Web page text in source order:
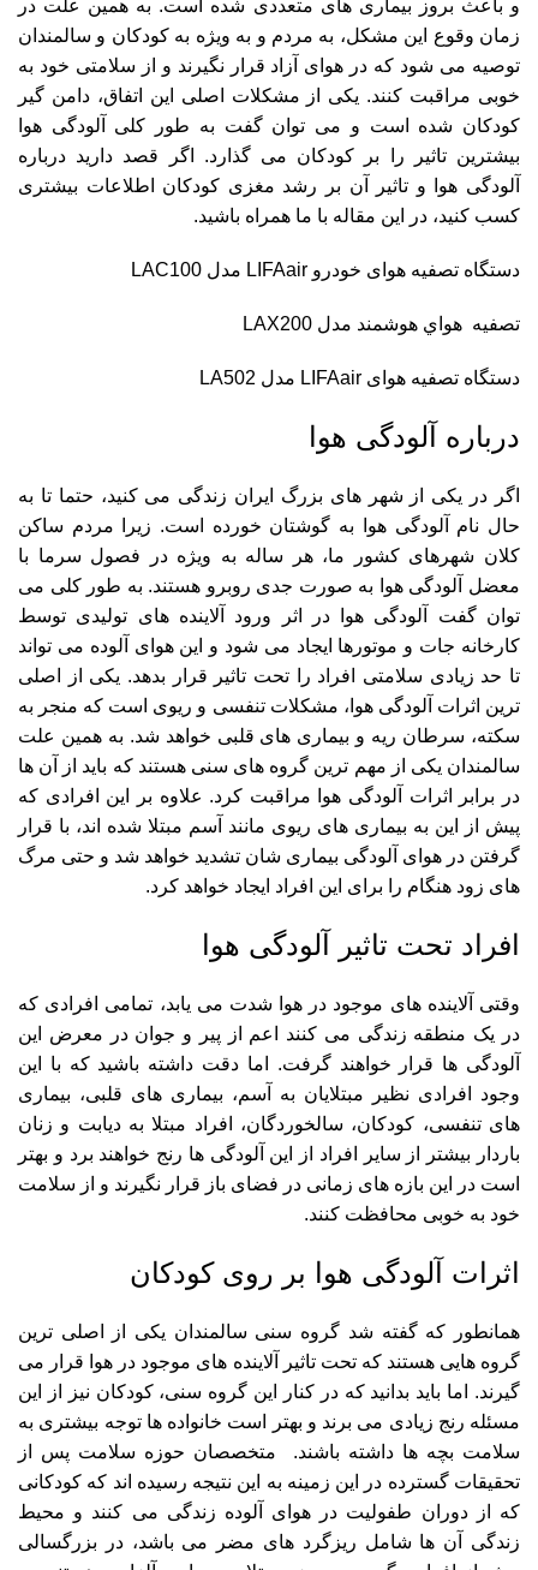
و باعث بروز بیماری های متعددی شده است. به همین علت در
زمان وقوع این مشکل، به مردم و به ویژه به کودکان و سالمندان
توصیه می شود که در هوای آزاد قرار نگیرند و از سلامتی خود به
خوبی مراقبت کنند‌. یکی از مشکلات اصلی این اتفاق، دامن گیر
کودکان شده است و می توان گفت به طور کلی آلودگی هوا
بیشترین تاثیر را بر کودکان می گذارد‌‌. اگر قصد دارید درباره
آلودگی هوا و تاثیر آن بر رشد مغزی کودکان اطلاعات بیشتری
کسب کنید، در این مقاله با ما همراه باشید.
دستگاه تصفیه هوای خودرو LIFAair مدل LAC100
تصفيه هواي هوشمند مدل LAX200
دستگاه تصفیه هوای LIFAair مدل LA502
درباره آلودگی هوا
اگر در یکی از شهر های بزرگ ایران زندگی می کنید، حتما تا به
حال نام آلودگی هوا به گوشتان خورده است. زیرا مردم ساکن
کلان شهرهای کشور ما، هر ساله به ویژه در فصول سرما با
معضل آلودگی هوا به صورت جدی روبرو هستند. به طور کلی می
توان گفت آلودگی هوا در اثر ورود آلاینده های تولیدی توسط
کارخانه جات و موتورها ایجاد می شود و این هوای آلوده می تواند
تا حد زیادی سلامتی افراد را تحت تاثیر قرار بدهد. یکی از اصلی
ترین اثرات آلودگی هوا، مشکلات تنفسی و ریوی است که منجر به
سکته، سرطان ریه و بیماری های قلبی خواهد شد. به همین علت
سالمندان یکی از مهم ترین گروه های سنی هستند که باید از آن ها
در برابر اثرات آلودگی هوا مراقبت کرد. علاوه بر این افرادی که
پیش از این به بیماری های ریوی مانند آسم مبتلا شده اند، با قرار
گرفتن در هوای آلودگی بیماری شان تشدید خواهد شد و حتی مرگ
های زود هنگام را برای این افراد ایجاد خواهد کرد.
افراد تحت تاثیر آلودگی هوا
وقتی آلاینده های موجود در هوا شدت می یابد، تمامی افرادی که
در یک منطقه زندگی می کنند اعم از پیر و جوان در معرض این
آلودگی ها قرار خواهند گرفت. اما دقت داشته باشید که با این
وجود افرادی نظیر مبتلایان به آسم، بیماری های قلبی، بیماری
های تنفسی، کودکان، سالخوردگان، افراد مبتلا به دیابت و زنان
باردار بیشتر از سایر افراد از این آلودگی ها رنج خواهند برد و بهتر
است در این بازه های زمانی در فضای باز قرار نگیرند و از سلامت
خود به خوبی محافظت کنند.
اثرات آلودگی هوا بر روی کودکان
همانطور که گفته شد گروه سنی سالمندان یکی از اصلی ترین
گروه هایی هستند که تحت تاثیر آلاینده های موجود در هوا قرار می
گیرند. اما باید بدانید که در کنار این گروه سنی، کودکان نیز از این
مسئله رنج زیادی می برند و بهتر است خانواده ها توجه بیشتری به
سلامت بچه ها داشته باشند. متخصصان حوزه سلامت پس از
تحقیقات گسترده در این زمینه به این نتیجه رسیده اند که کودکانی
که از دوران طفولیت در هوای آلوده زندگی می کنند و محیط
زندگی آن ها شامل ریزگرد های مضر می باشد، در بزرگسالی